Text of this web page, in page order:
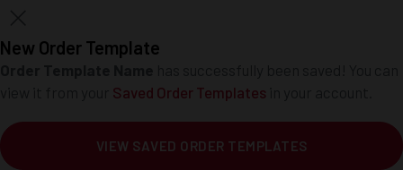
New Order Template
Saved Order Templates
VIEW SAVED ORDER TEMPLATES